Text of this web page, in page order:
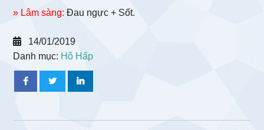
» Lâm sàng: Đau ngực + Sốt.
14/01/2019
Danh mục: Hô Hấp